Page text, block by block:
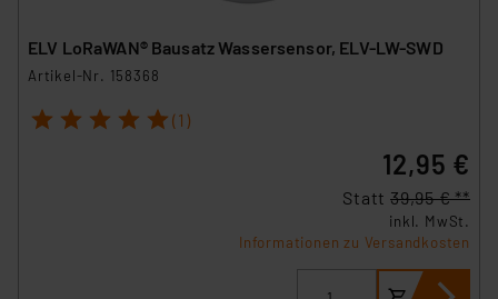
ELV LoRaWAN® Bausatz Wassersensor, ELV-LW-SWD
Artikel-Nr. 158368
1 2 3 4 5 (1)
12,95 €
Statt 39,95 € **
inkl. MwSt.
Informationen zu Versandkosten